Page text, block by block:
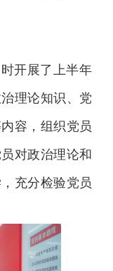
开展了上半年
理论知识、党
容，组织党员
对政治理论和
充分检验党员